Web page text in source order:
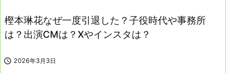
樫本琳花なぜ一度引退した？子役時代や事務所
は？出演CMは？Ⅹやインスタは？
 2026年3月3日